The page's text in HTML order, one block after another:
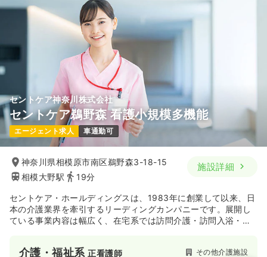
セントケア神奈川株式会社
セントケア鵜野森 看護小規模多機能
エージェント求人 車通勤可
神奈川県相模原市南区鵜野森3-18-15
相模大野駅
19分
施設詳細
セントケア・ホールディングスは、1983年に創業して以来、日
本の介護業界を牽引するリーディングカンパニーです。展開し
ている事業内容は幅広く、在宅系では訪問介護・訪問入浴・訪
す。近年では、月額報酬制の定期巡回・随時対応型訪問介護看
介護・福祉系正看護師 その他介護施設